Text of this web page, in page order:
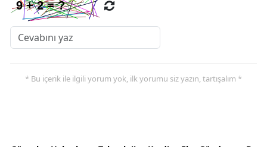
* Bu içerik ile ilgili yorum yok, ilk yorumu siz yazın, tartışalım *